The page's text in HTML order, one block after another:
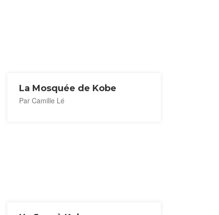
La Mosquée de Kobe
Par Camille Lé